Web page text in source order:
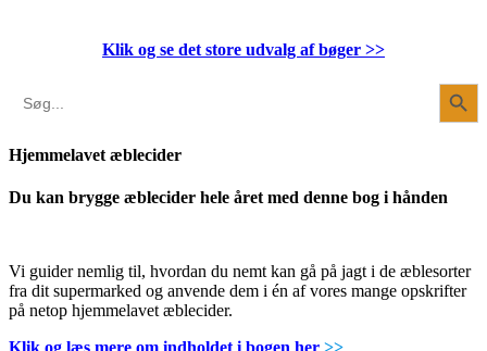
Klik og se det store udvalg af bøger >>
for:
Search Button
Hjemmelavet æblecider
Du kan brygge æblecider hele året med denne bog i hånden
Vi guider nemlig til, hvordan du nemt kan gå på jagt i de æblesorter
fra dit supermarked og anvende dem i én af vores mange opskrifter
på netop hjemmelavet æblecider.
Klik og læs mere om indholdet i bogen her >>